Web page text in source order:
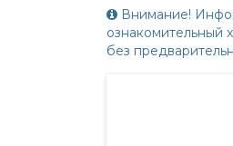
Внимание!
ознакомительный
без